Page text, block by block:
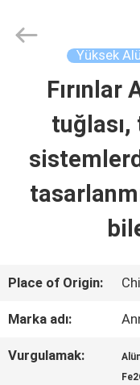
EVDE
ÜRÜN
HAKKIMIZDA
KALITE
Industrial
Yüksek
Place of Origin:
Marka adı:
Vurgulamak: